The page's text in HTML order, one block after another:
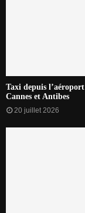
Taxi depuis
Cannes et Antibes
20 juillet 2026